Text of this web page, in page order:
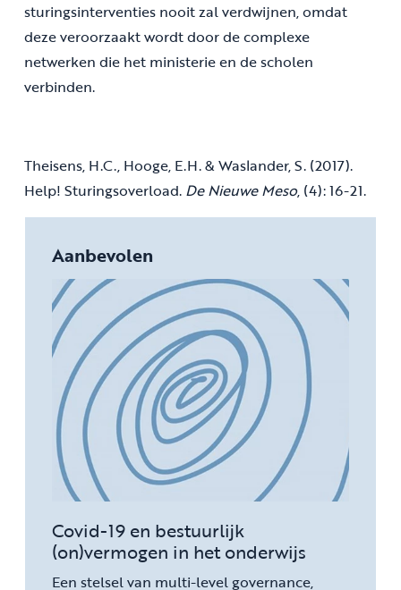
sturingsinterventies nooit zal verdwijnen, omdat
deze veroorzaakt wordt door de complexe
netwerken die het ministerie en de scholen
verbinden.
Theisens, H.C., Hooge, E.H. & Waslander, S. (2017).
Help! Sturingsoverload. De Nieuwe Meso, (4): 16-21.
Aanbevolen
Covid-19 en bestuurlijk
(on)vermogen in het onderwijs
Een stelsel van multi-level governance,